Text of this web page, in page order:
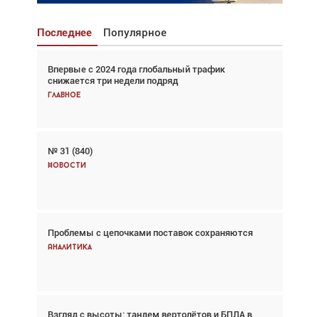
Последнее Популярное
Впервые с 2024 года глобальный трафик
снижается три недели подряд
Главное
№ 31 (840)
Новости
Проблемы с цепочками поставок сохраняются
Аналитика
Взгляд с высоты: тандем вертолётов и БПЛА в
Взгляд с высоты: тандем вертолётов и БПЛА в
спасательных операциях
Главное
Авиационный фотограф Дэйв Кох: «Фотография
говорит сама за себя... а ИИ всё портит»
Впервые с 2024 года глобальный трафик
снижается три недели подряд
Частный самолёт – это актив. Подходите к